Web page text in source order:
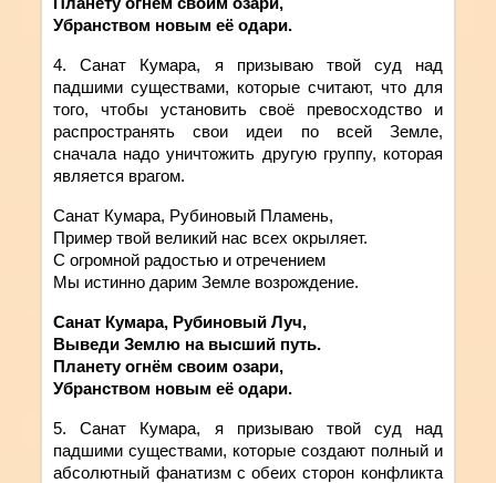
Убранством новым её одари.
4. Санат Кумара, я призываю
твой суд над
падшими существами, которые считают, что для
того, чтобы установить своё превосходство и
распространять свои идеи по всей Земле,
сначала надо уничтожить другую группу, которая
является врагом.
Санат Кумара, Рубиновый Пламень,
Пример твой великий нас всех окрыляет.
С огромной радостью и отречением
Мы истинно дарим Земле возрождение.
Санат Кумара, Рубиновый Луч,
Выведи Землю на высший путь.
Планету огнём своим озари,
Убранством новым её одари.
5. Санат Кумара, я призываю твой
суд над
падшими существами, которые создают полный и
абсолютный фанатизм с обеих сторон конфликта